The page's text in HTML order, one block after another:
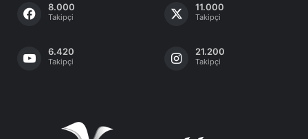
8.000
Takipçi
11.000
Takipçi
6.420
Takipçi
21.200
Takipçi